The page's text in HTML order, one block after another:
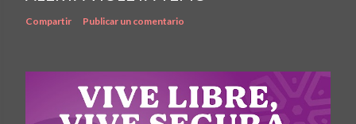
Compartir Publicar un comentario